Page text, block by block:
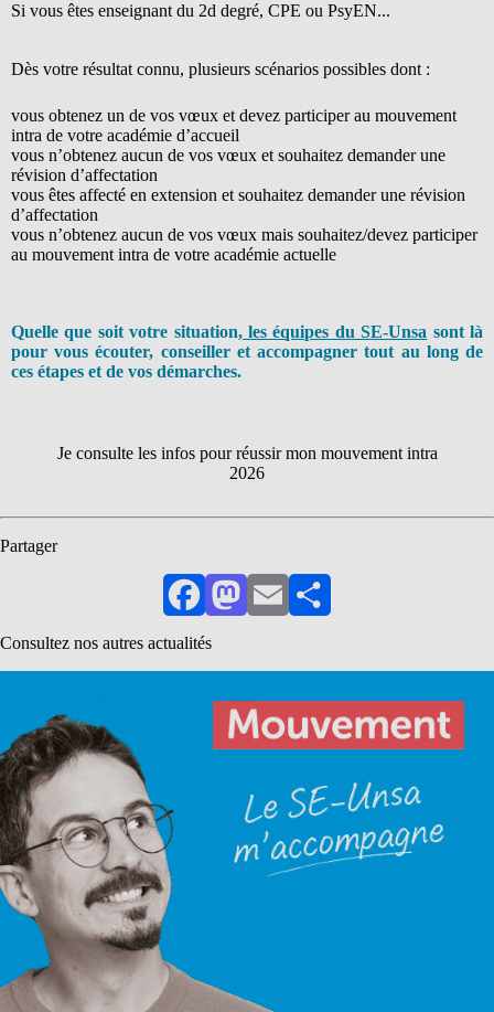
Si vous êtes enseignant du 2d degré, CPE ou PsyEN...
Dès votre résultat connu, plusieurs scénarios possibles dont :
vous obtenez un de vos vœux et devez participer au mouvement
intra de votre académie d’accueil
vous n’obtenez aucun de vos vœux et souhaitez demander une
révision d’affectation
vous êtes affecté en extension et souhaitez demander une révision
d’affectation
vous n’obtenez aucun de vos vœux mais souhaitez/devez participer
au mouvement intra de votre académie actuelle
Quelle que soit votre situation, les équipes du SE-Unsa sont là
pour vous écouter, conseiller et accompagner tout au long de
ces étapes et de vos démarches.
Je consulte les infos pour réussir mon mouvement intra
2026
Partager
FacebookMastodon
EmailPartager
Consultez nos autres actualités